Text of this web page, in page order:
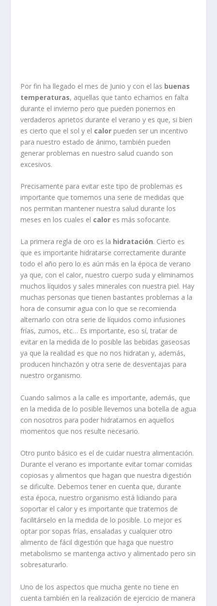
Por fin ha llegado el mes de Junio y con el las buenas
temperaturas, aquellas que tanto echamos en falta
durante el invierno pero que pueden ponernos en
verdaderos aprietos durante el verano y es que, si bien
es cierto que el sol y el calor pueden ser un incentivo
para nuestro estado de ánimo, también pueden
generar problemas en nuestro salud cuando son
excesivos.
Precisamente para evitar este tipo de problemas es
importante que tomemos una serie de medidas que
nos permitan mantener nuestra salud durante los
meses en los cuales el calor es más sofocante.
La primera regla de oro es la hidratación. Cierto es
que es importante hidratarse correctamente durante
todo el año pero lo es aún más en la época de verano
ya que, con el calor, nuestro cuerpo suda y eliminamos
muchos líquidos y sales minerales con nuestra piel. Hay
muchas personas que tienen bastantes problemas a la
hora de consumir agua con lo que se recomienda
alternarlo con otra serie de líquidos como infusiones
frías, zumos, etc… Es importante, eso sí, tratar de
evitar en la medida de lo posible las bebidas gaseosas
ya que la realidad es que no nos hidratan y, además,
producen hinchazón y otra serie de desventajas para
nuestro organismo.
Cuando salimos a la calle es importante, además, que
en la medida de lo posible llevemos una botella de agua
con nosotros para poder hidratarnos en aquellos
momentos que nos resulte necesario.
Otro punto básico es el de cuidar nuestra alimentación.
Durante el verano es importante evitar tomar comidas
copiosas y alimentos que hagan que nuestra digestión
se dificulte. Debemos tener en cuenta que, durante
esta época, nuestro organismo está lidiando para
soportar el calor y es importante que tratemos de
facilitárselo en la medida de lo posible. Lo mejor es
optar por sopas frías, ensaladas y cualquier otro
alimento de fácil digestión que haga que nuestro
metabolismo se mantenga activo y alimentado pero sin
sobresaturarlo.
Uno de los aspectos que mucha gente no tiene en
cuenta también en la realización de ejercicio de manera